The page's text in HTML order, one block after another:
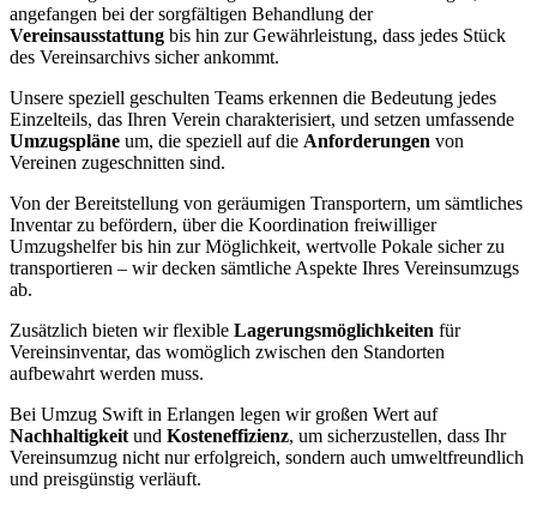
angefangen bei der sorgfältigen Behandlung der
Vereinsausstattung bis hin zur Gewährleistung, dass jedes Stück
des Vereinsarchivs sicher ankommt.
Unsere speziell geschulten Teams erkennen die Bedeutung jedes
Einzelteils, das Ihren Verein charakterisiert, und setzen umfassende
Umzugspläne um, die speziell auf die Anforderungen von
Vereinen zugeschnitten sind.
Von der Bereitstellung von geräumigen Transportern, um sämtliches
Inventar zu befördern, über die Koordination freiwilliger
Umzugshelfer bis hin zur Möglichkeit, wertvolle Pokale sicher zu
transportieren – wir decken sämtliche Aspekte Ihres Vereinsumzugs
ab.
Zusätzlich bieten wir flexible Lagerungsmöglichkeiten für
Vereinsinventar, das womöglich zwischen den Standorten
aufbewahrt werden muss.
Bei Umzug Swift in Erlangen legen wir großen Wert auf
Nachhaltigkeit und Kosteneffizienz, um sicherzustellen, dass Ihr
Vereinsumzug nicht nur erfolgreich, sondern auch umweltfreundlich
und preisgünstig verläuft.